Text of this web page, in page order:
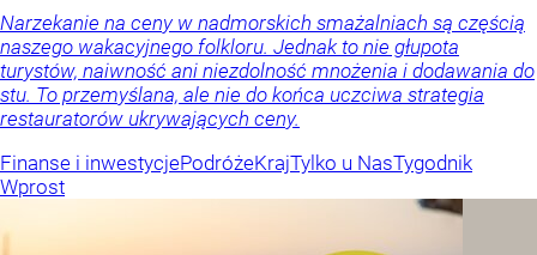
Narzekanie na ceny w nadmorskich smażalniach są częścią
naszego wakacyjnego folkloru. Jednak to nie głupota
turystów, naiwność ani niezdolność mnożenia i dodawania do
stu. To przemyślana, ale nie do końca uczciwa strategia
restauratorów ukrywających ceny.
Finanse i inwestycjePodróżeKrajTylko u NasTygodnik
Wprost